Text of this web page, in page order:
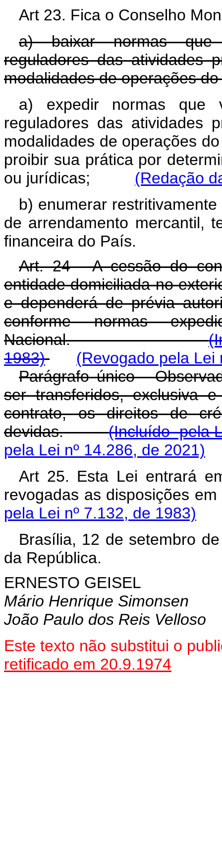
Art 23. Fica o Conselho
a) baixar normas que
reguladores das atividades
modalidades de operações
a) expedir normas que
reguladores das atividades
modalidades de operações
proibir sua prática por
ou jurídicas; (Redação
b) enumerar
de arrendamento mercantil,
financeira do País.
Art. 24 - A cessão do
entidade domiciliada no
e dependerá de prévia
conforme normas
Nacional.
1983)
(Revogado pela Lei
Parágrafo único -
ser transferidos, exclusiva
contrato, os direitos de
devidas.(Incluído pela
pela Lei nº 14.286, de 2021)
Art 25. Esta Lei entrará
revogadas as
pela Lei nº 7.132, de 1983)
Brasília, 12 de setembro
da República.
ERNESTO GEISEL
Mário Henrique Simonsen
João Paulo dos Reis Velloso
Este texto não substitui o
retificado em 20.9.1974